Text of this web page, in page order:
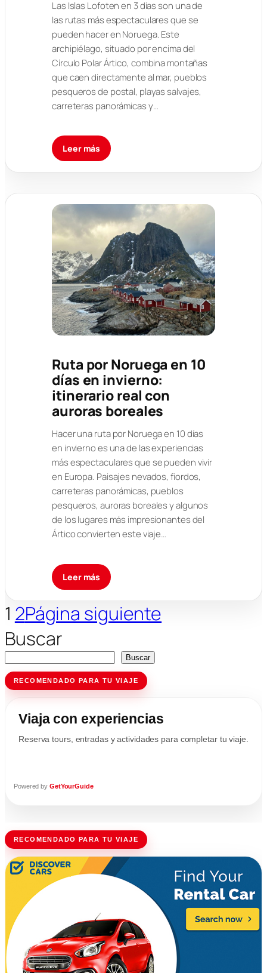
Las Islas Lofoten en 3 días son una de
las rutas más espectaculares que se
pueden hacer en Noruega. Este
archipiélago, situado por encima del
Círculo Polar Ártico, combina montañas
que caen directamente al mar, pueblos
pesqueros de postal, playas salvajes,
carreteras panorámicas y…
Leer más
Ruta por Noruega en 10
días en invierno:
itinerario real con
auroras boreales
Hacer una ruta por Noruega en 10 días
en invierno es una de las experiencias
más espectaculares que se pueden vivir
en Europa. Paisajes nevados, fiordos,
carreteras panorámicas, pueblos
pesqueros, auroras boreales y algunos
de los lugares más impresionantes del
Ártico convierten este viaje…
Leer más
1 2Página siguiente
Buscar
Buscar
RECOMENDADO PARA TU VIAJE
Viaja con experiencias
Reserva tours, entradas y actividades para completar tu viaje.
Powered by GetYourGuide
RECOMENDADO PARA TU VIAJE